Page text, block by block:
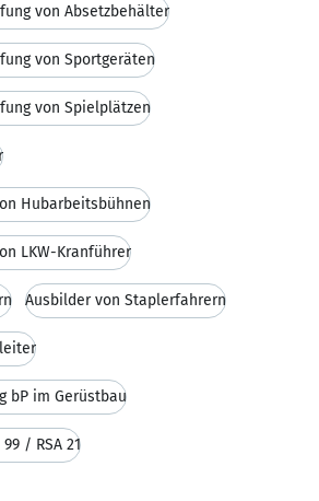
von Absetzbehälter
von Sportgeräten
von Spielplätzen
Hubarbeitsbühnen
LKW-Kranführer
Ausbilder von Staplerfahrern
bP im Gerüstbau
/ RSA 21